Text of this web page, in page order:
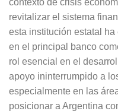
contexto de crisis
revitalizar el sistema
esta institución estatal
en el principal banco
rol esencial en el
apoyo ininterrumpido a
especialmente en las
posicionar a Argentina